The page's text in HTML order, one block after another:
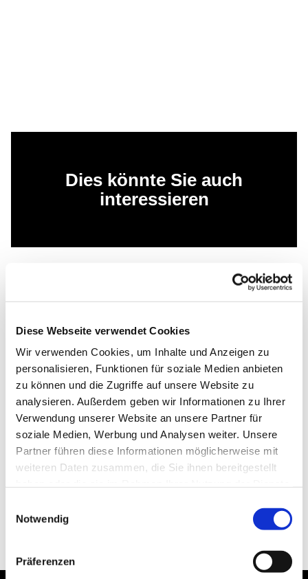
Diese Webseite verwendet Cookies
Wir verwenden Cookies, um Inhalte und Anzeigen zu
personalisieren, Funktionen für soziale Medien anbieten
zu können und die Zugriffe auf unsere Website zu
analysieren. Außerdem geben wir Informationen zu Ihrer
Verwendung unserer Website an unsere Partner für
soziale Medien, Werbung und Analysen weiter. Unsere
Partner führen diese Informationen möglicherweise mit
weiteren Daten zusammen, die Sie ihnen bereitgestellt
Notwendig
Präferenzen
Dies könnte Sie auch
interessieren